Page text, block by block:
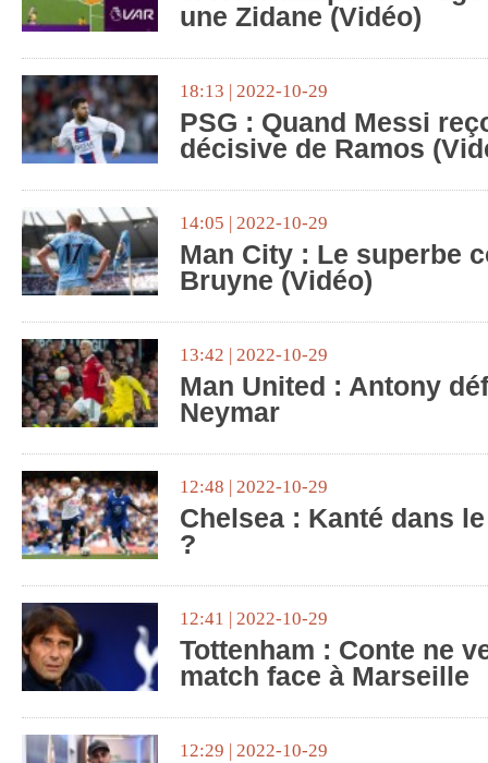
une Zidane (Vidéo)
18:13 | 2022-10-29
PSG : Quand Messi
décisive de Ramos
14:05 | 2022-10-29
Man City : Le superbe
Bruyne (Vidéo)
13:42 | 2022-10-29
Man United : Antony
Neymar
12:48 | 2022-10-29
Chelsea : Kanté dans
?
12:41 | 2022-10-29
Tottenham : Conte ne
match face à Marseille
12:29 | 2022-10-29